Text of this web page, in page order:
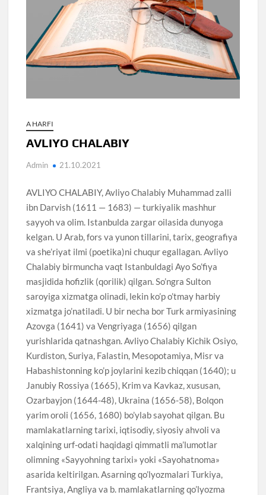
A HARFI
AVLIYO CHALABIY
Admin 21.10.2021
AVLIYO CHALABIY, Avliyo Chalabiy Muhammad zalli
ibn Darvish (1611 — 1683) — turkiyalik mashhur
sayyoh va olim. Istanbulda zargar oilasida dunyoga
kelgan. U Arab, fors va yunon tillarini, tarix, geografiya
va she’riyat ilmi (poetika)ni chuqur egallagan. Avliyo
Chalabiy birmuncha vaqt Istanbuldagi Ayo So’fiya
masjidida hofizlik (qorilik) qilgan. So’ngra Sulton
saroyiga xizmatga olinadi, lekin ko’p o’tmay harbiy
xizmatga jo’natiladi. U bir necha bor Turk armiyasining
Azovga (1641) va Vengriyaga (1656) qilgan
yurishlarida qatnashgan. Avliyo Chalabiy Kichik Osiyo,
Kurdiston, Suriya, Falastin, Mesopotamiya, Misr va
Habashistonning ko’p joylarini kezib chiqqan (1640); u
Janubiy Rossiya (1665), Krim va Kavkaz, xususan,
Ozarbayjon (1644-48), Ukraina (1656-58), Bolqon
yarim oroli (1656, 1680) bo’ylab sayohat qilgan. Bu
mamlakatlarning tarixi, iqtisodiy, siyosiy ahvoli va
xalqining urf-odati haqidagi qimmatli ma’lumotlar
olimning «Sayyohning tarixi» yoki «Sayohatnoma»
asarida keltirilgan. Asarning qo’lyozmalari Turkiya,
Frantsiya, Angliya va b. mamlakatlarning qo’lyozma